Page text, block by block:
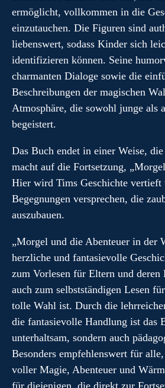
ermöglicht, vollkommen in die
einzutauchen. Die Figuren sind
liebenswert, sodass Kinder sich
identifizieren können. Seine
charmanten Dialoge sowie die
Beschreibungen der magischen
Atmosphäre, die sowohl junge als
begeistert.
Das Buch endet in einer Weise,
macht auf die Fortsetzung,
Hier wird Tims Geschichte vertieft
Begegnungen versprechen, die
auszubauen.
„Morgel und die Abenteuer in der
herzliche und fantasievolle
zum Vorlesen für Eltern und deren
auch zum selbstständigen Lesen
tolle Wahl ist. Durch die
die fantasievolle Handlung ist das
unterhaltsam, sondern auch
Besonders empfehlenswert für
voller Magie, Abenteuer und
für diejenigen, die direkt zur